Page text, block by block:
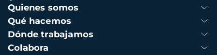
Navegación
principal
Quienes somos
Qué hacemos
Dónde trabajamos
Colabora